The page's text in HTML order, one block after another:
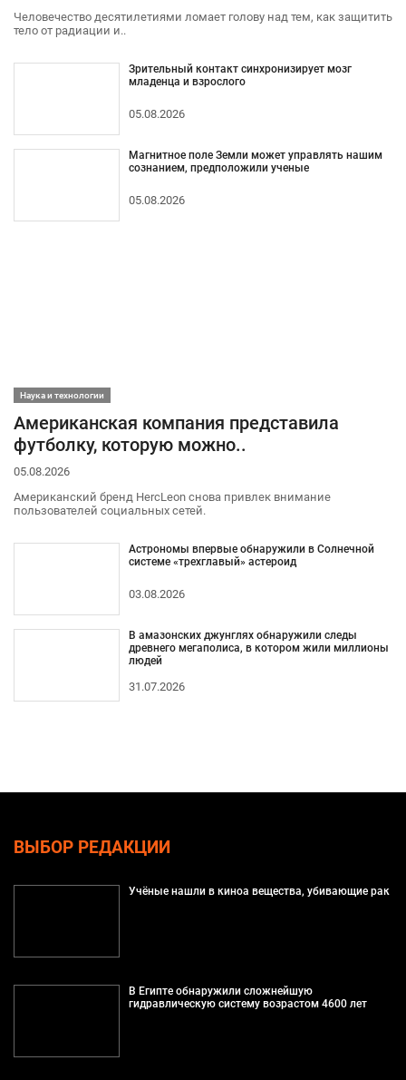
Человечество десятилетиями ломает голову над тем, как защитить
тело от радиации и..
Зрительный контакт синхронизирует мозг
младенца и взрослого
05.08.2026
Магнитное поле Земли может управлять нашим
сознанием, предположили ученые
05.08.2026
Наука и технологии
Американская компания представила
футболку, которую можно..
05.08.2026
Американский бренд HercLeon снова привлек внимание
пользователей социальных сетей.
Астрономы впервые обнаружили в Солнечной
системе «трехглавый» астероид
03.08.2026
В амазонских джунглях обнаружили следы
древнего мегаполиса, в котором жили миллионы
людей
31.07.2026
ВЫБОР РЕДАКЦИИ
Учёные нашли в киноа вещества, убивающие рак
В Египте обнаружили сложнейшую
гидравлическую систему возрастом 4600 лет